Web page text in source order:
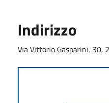
Indirizzo
Via Vittorio Gasparini, 30,